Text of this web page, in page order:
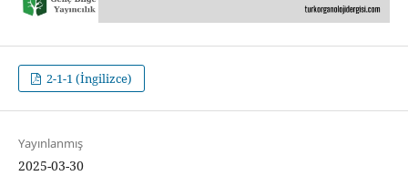
2-1-1 (İngilizce)
Yayınlanmış
2025-03-30